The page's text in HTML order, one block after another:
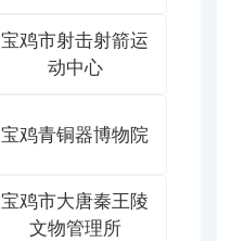
宝鸡市射击射箭运
动中心
宝鸡青铜器博物院
宝鸡市大唐秦王陵
文物管理所